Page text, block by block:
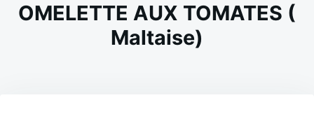
OMELETTE AUX TOMATES (
Maltaise)